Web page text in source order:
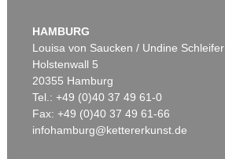
Ergebnis:€ 18.750
HAMBURG
Louisa von Saucken / Undine Schleifer
Holstenwall 5
20355 Hamburg
Tel.: +49 (0)40 37 49 61-0
Fax: +49 (0)40 37 49 61-66
infohamburg@kettererkunst.de